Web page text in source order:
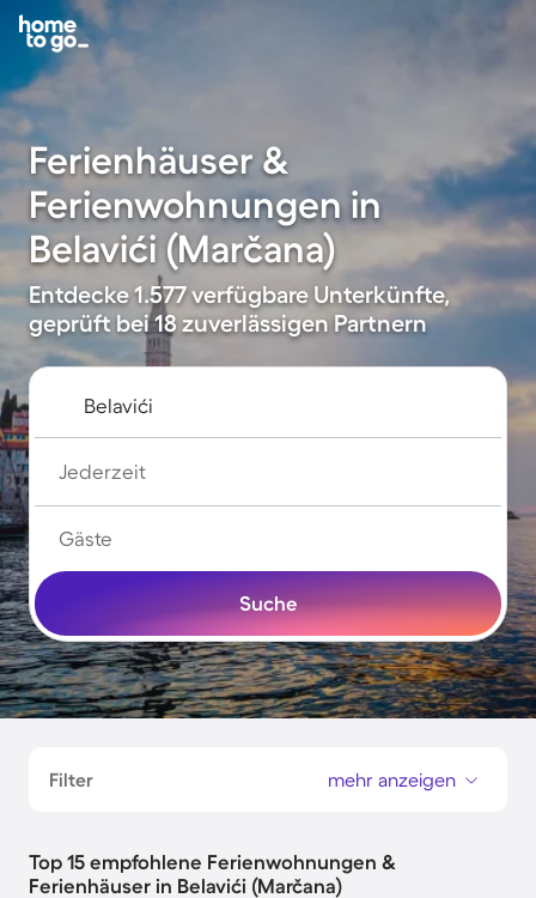
Ferienhäuser &
Ferienwohnungen in
Belavići (Marčana)
Entdecke 1.577 verfügbare Unterkünfte,
geprüft bei 18 zuverlässigen Partnern
Jederzeit
Gäste
Suche
Filter mehr anzeigen
Top 15 empfohlene Ferienwohnungen &
Ferienhäuser in Belavići (Marčana)